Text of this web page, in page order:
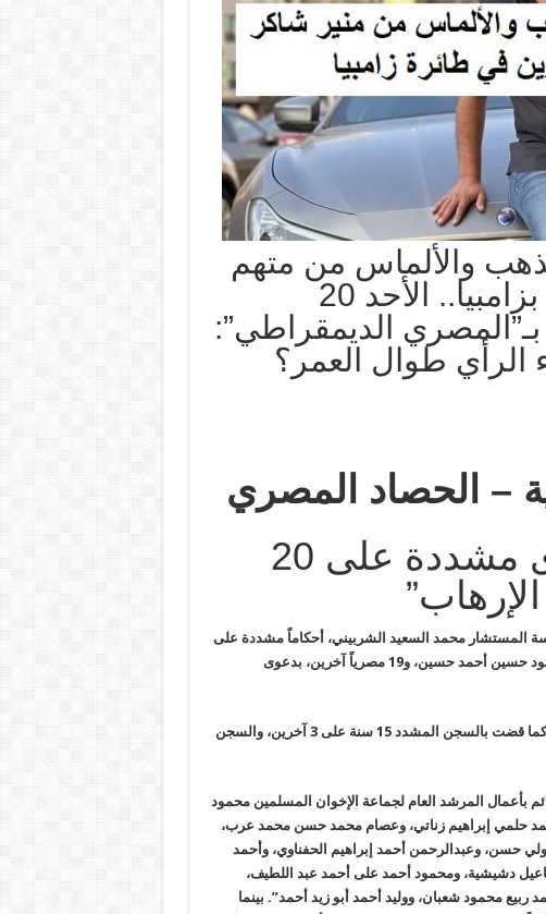
والألماس من متهم
في طائرة الكنز المحتجزة بزامبيا.. الأحد 20
قيادي بـ”المصري الديمقراطي”:
طوال العمر؟
– الحصاد المصري
* أحكام بالمؤبد وأخرى مشددة على 20
المستشار محمد السعيد الشربيني، أحكاماً مشددة على
القائم بأعمال المرشد العام لجماعة الإخوان المسلمين محمود حسين أحمد حسين، و19 مصرياً آخرين، بدعوى
وقد قضت المحكمة بالسجن المؤبد 25 سنة على 14 مصرياً، كما قضت بالسجن المشدد 15 سنة على 3 آخرين، والسجن
25 سنة هم كل من: القائم بأعمال المرشد العام لجماعة الإخوان المسلمين محمود
حلمي إبراهيم زناتي، وعصام محمد حسن محمد عرب،
حسن، وعبدالرحمن أحمد إبراهيم الحفناوي، وأحمد
دشيشية، ومحمود أحمد على أحمد عبد اللطيف،
محمود شعبان، ووليد أحمد أبو زيد أحمد”. بينما